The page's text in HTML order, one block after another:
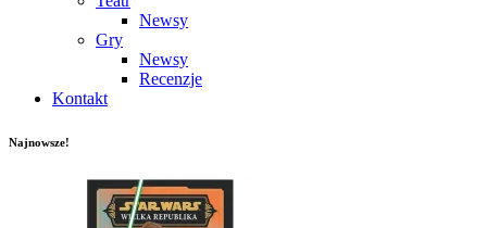
Newsy
Gry
Newsy
Recenzje
Kontakt
Najnowsze!